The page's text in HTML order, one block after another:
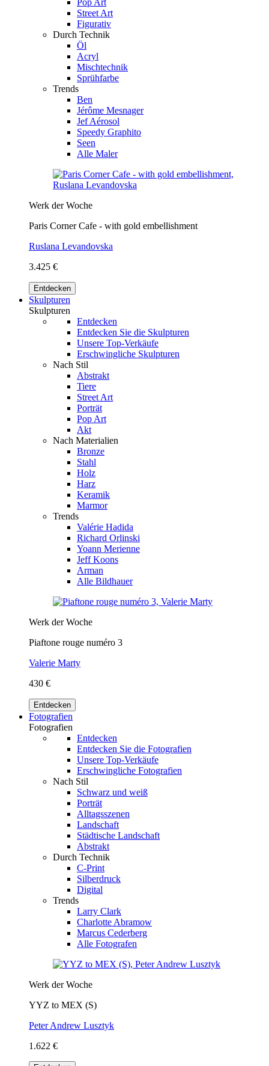
Street Art
Figurativ
Durch Technik
Öl
Acryl
Mischtechnik
Sprühfarbe
Trends
Ben
Jérôme Mesnager
Jef Aérosol
Speedy Graphito
Seen
Alle Maler
Werk der Woche
Paris Corner Cafe - with gold embellishment
Ruslana Levandovska
3.425 €
Entdecken
Skulpturen
Skulpturen
Entdecken
Entdecken Sie die Skulpturen
Unsere Top-Verkäufe
Erschwingliche Skulpturen
Nach Stil
Abstrakt
Tiere
Street Art
Porträt
Pop Art
Akt
Nach Materialien
Bronze
Stahl
Holz
Harz
Keramik
Marmor
Trends
Valérie Hadida
Richard Orlinski
Yoann Merienne
Jeff Koons
Arman
Alle Bildhauer
Werk der Woche
Piaftone rouge numéro 3
Valerie Marty
430 €
Entdecken
Fotografien
Fotografien
Entdecken
Entdecken Sie die Fotografien
Unsere Top-Verkäufe
Erschwingliche Fotografien
Nach Stil
Schwarz und weiß
Porträt
Alltagsszenen
Landschaft
Städtische Landschaft
Abstrakt
Durch Technik
C-Print
Silberdruck
Digital
Trends
Larry Clark
Charlotte Abramow
Marcus Cederberg
Alle Fotografen
Werk der Woche
YYZ to MEX (S)
Peter Andrew Lusztyk
1.622 €